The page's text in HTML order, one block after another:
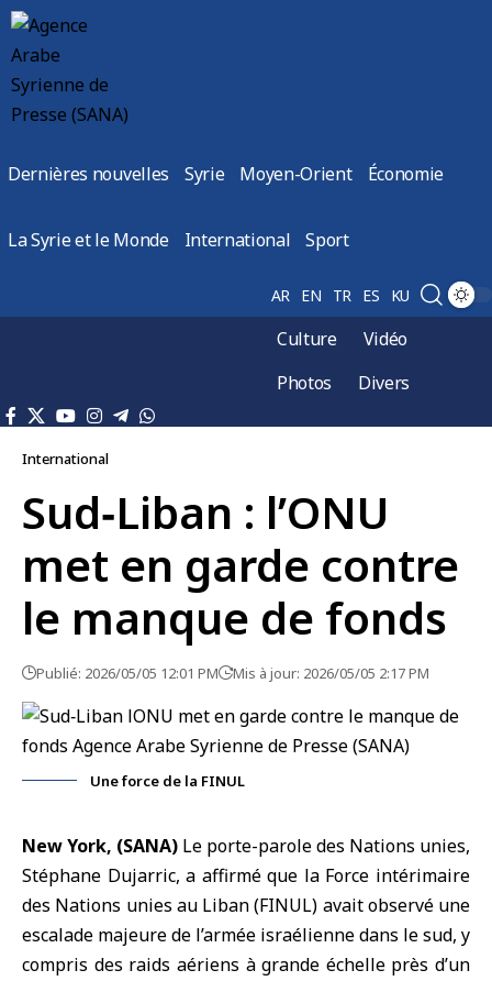
Dernières nouvelles Syrie Moyen-Orient Économie
La Syrie et le Monde International Sport
AR EN TR ES KU
Culture
Vidéo
Photos
Divers
International
Sud‑Liban : l’ONU
met en garde contre
le manque de fonds
Publié: 2026/05/05 12:01 PM Mis à jour: 2026/05/05 2:17 PM
Une force de la FINUL
New York, (SANA) Le porte-parole des Nations unies,
Stéphane Dujarric, a affirmé que la Force intérimaire
des Nations unies au Liban(FINUL) avait observé une
escalade majeure de l’armée israélienne dans le sud, y
compris des raids aériens à grande échelle près d’un